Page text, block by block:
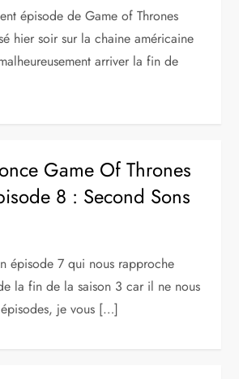
épisode de Game of Thrones
hier soir sur la chaine américaine
arriver la fin de
Game Of Thrones
8 : Second Sons
épisode 7 qui nous rapproche
la fin de la saison 3 car il ne nous
je vous […]